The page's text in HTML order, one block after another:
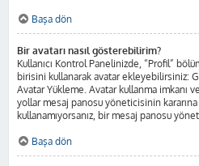
Başa dön
Bir avatarı nasıl gösterebilirim?
Kullanıcı Kontrol Panelinizde, “Profil”
birisini kullanarak avatar ekleyebilirsiniz:
Avatar Yükleme. Avatar kullanma imkanı
yollar mesaj panosu yöneticisinin kararına
kullanamıyorsanız, bir mesaj panosu
Başa dön